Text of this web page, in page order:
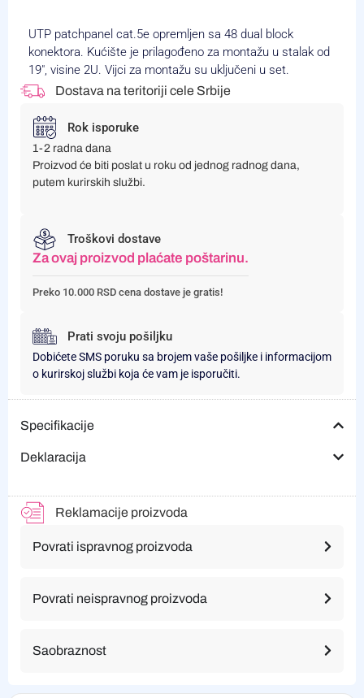
UTP patchpanel cat.5e opremljen sa 48 dual block
konektora. Kućište je prilagođeno za montažu u stalak od
19″, visine 2U. Vijci za montažu su uključeni u set.
Dostava na teritoriji cele Srbije
Rok isporuke
1-2 radna dana
Proizvod će biti poslat u roku od jednog radnog dana,
putem kurirskih službi.
Troškovi dostave
Za ovaj proizvod plaćate poštarinu.
Preko 10.000 RSD cena dostave je gratis!
Prati svoju pošiljku
Dobićete SMS poruku sa brojem vaše pošiljke i informacijom
o kurirskoj službi koja će vam je isporučiti.
Specifikacije
Deklaracija
Reklamacije proizvoda
Povrati ispravnog proizvoda
Povrati neispravnog proizvoda
Saobraznost